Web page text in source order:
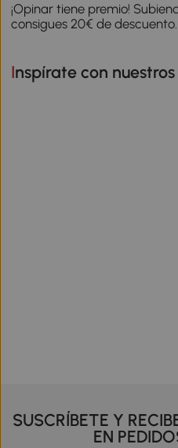
¡Opinar tiene premio!
consigues 20€ de descuento.
Inspírate con
SUSCRÍBETE Y
EN